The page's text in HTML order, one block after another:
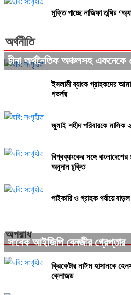
মুক্তি পাচ্ছে নাজিফা তুষির
অর্থনীতি
চীনা অর্থনৈতিক অঞ্চলসহ
ইসলামী ব্যাংক গ্রাহকদের
গভর্নর
জুলাই শহীদ পরিবারকে মাসিক
বিশ্বব্যাংকের সঙ্গে
অনুদান চুক্তি
পাইকারি ও গ্রাহক পর্যায়ে
অপরাধ
সাবেক আইজিপি বেনজীর গ্রেপ্তার
ক্রিকেটার নাঈম হাসানকে
ক্লোজড